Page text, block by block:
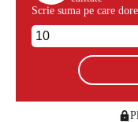
Scrie suma pe care